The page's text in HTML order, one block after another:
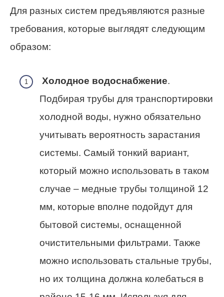
Для разных систем предъявляются разные
требования, которые выглядят следующим
образом:
Холодное водоснабжение.
Подбирая трубы для транспортировки
холодной воды, нужно обязательно
учитывать вероятность зарастания
системы. Самый тонкий вариант,
который можно использовать в таком
случае – медные трубы толщиной 12
мм, которые вполне подойдут для
бытовой системы, оснащенной
очистительными фильтрами. Также
можно использовать стальные трубы,
но их толщина должна колебаться в